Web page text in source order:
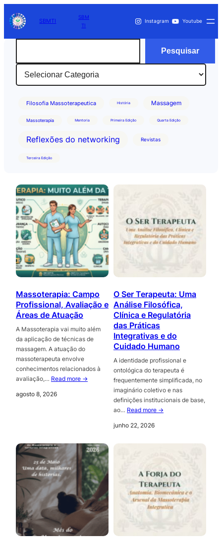
SBMTI
SBM
TI
Instagram Youtube
Pesquisar
Categorias
Filosofia Massoterapeutica História Massagem
Massoterapia Mentoria Primeira Edição Quarta Edição
Reflexões do networking Revistas
Terceira Edição
Massoterapia: Campo
Profissional, Avaliação e
Áreas de Atuação
A Massoterapia vai muito além
da aplicação de técnicas de
massagem. A atuação do
massoterapeuta envolve
conhecimentos relacionados à
avaliação,… Read more →
agosto 8, 2026
O Ser Terapeuta: Uma
Análise Filosófica,
Clínica e Regulatória
das Práticas
Integrativas e do
Cuidado Humano
A identidade profissional e
ontológica do terapeuta é
frequentemente simplificada, no
imaginário coletivo e nas
definições institucionais de base,
ao… Read more →
junho 22, 2026